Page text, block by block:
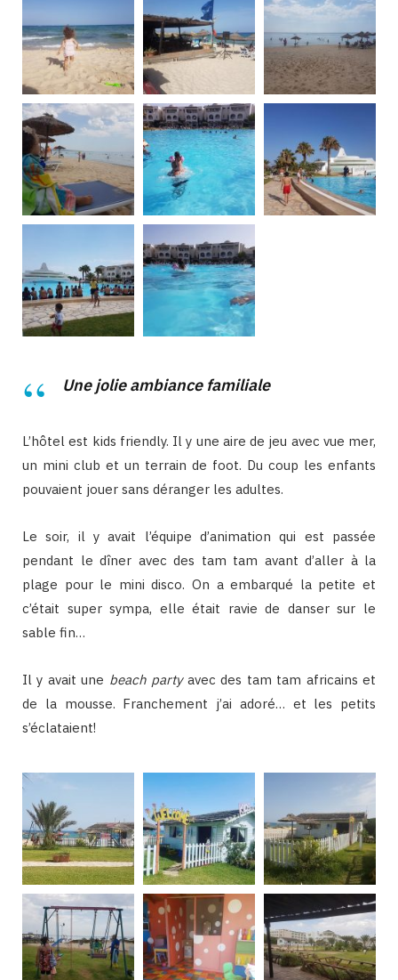
Une jolie ambiance familiale
L’hôtel est kids friendly. Il y une aire de jeu avec vue mer,
un mini club et un terrain de foot. Du coup les enfants
pouvaient jouer sans déranger les adultes.
Le soir, il y avait l’équipe d’animation qui est passée
pendant le dîner avec des tam tam avant d’aller à la
plage pour le mini disco. On a embarqué la petite et
c’était super sympa, elle était ravie de danser sur le
sable fin…
Il y avait une beach partyavec des tam tam africains et
de la mousse. Franchement j’ai adoré… et les petits
s’éclataient!